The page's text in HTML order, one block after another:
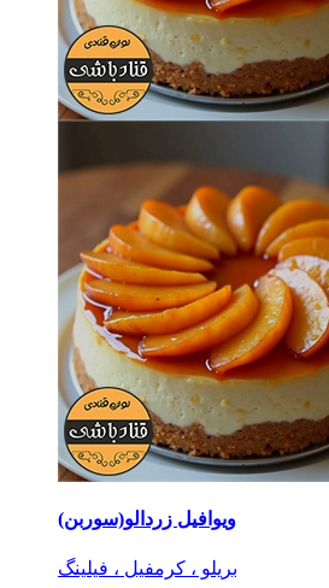
ویوافیل زردالو(سوربن)
بریلو ، کرمفیل ، فیلینگ